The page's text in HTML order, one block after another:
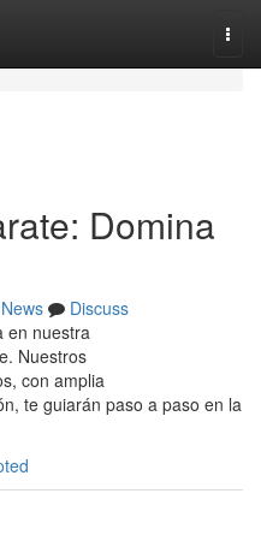
Domina
News
Discuss
en nuestra
Nuestros
con amplia
te guiarán paso a paso en la